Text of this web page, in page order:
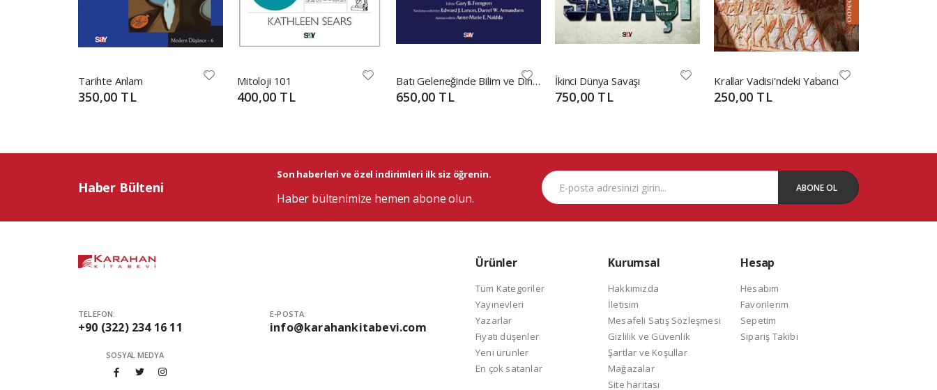
Tarihte Anlam
350,00 TL
Mitoloji 101
400,00 TL
Batı Geleneğinde Bilim ve Din Tarihi
650,00 TL
İkinci Dünya Savaşı
750,00 TL
Krallar Vadisi'ndeki Yabancı
250,00 TL
Haber Bülteni
Son haberleri ve özel indirimleri ilk siz öğrenin.
Haber bültenimize hemen abone olun.
ABONE OL
TELEFON:
+90 (322) 234 16 11
E-POSTA:
info@karahankitabevi.com
SOSYAL MEDYA
Ürünler
Tüm Kategoriler
Yayınevleri
Yazarlar
Fiyatı düşenler
Yeni ürünler
En çok satanlar
Kurumsal
Hakkımızda
İletisim
Mesafeli Satış Sözleşmesi
Gizlilik ve Güvenlik
Şartlar ve Koşullar
Mağazalar
Site haritası
Hesap
Hesabım
Favorilerim
Sepetim
Sipariş Takibi